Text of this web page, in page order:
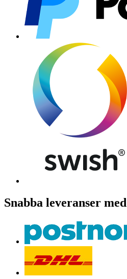
Snabba leveranser med